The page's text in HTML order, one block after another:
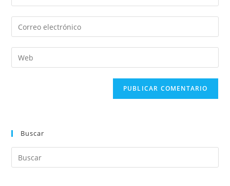
Buscar